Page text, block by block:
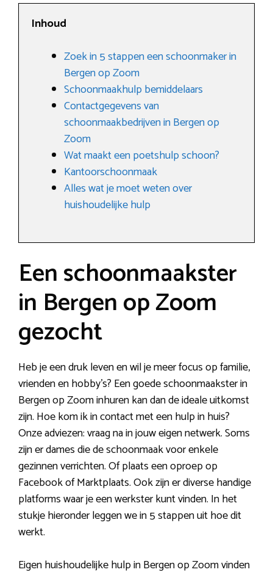
Inhoud
Zoek in 5 stappen een schoonmaker in
Bergen op Zoom
Schoonmaakhulp bemiddelaars
Contactgegevens van
schoonmaakbedrijven in Bergen op
Zoom
Wat maakt een poetshulp schoon?
Kantoorschoonmaak
Alles wat je moet weten over
huishoudelijke hulp
Een schoonmaakster
in Bergen op Zoom
gezocht
Heb je een druk leven en wil je meer focus op familie,
vrienden en hobby’s? Een goede schoonmaakster in
Bergen op Zoom inhuren kan dan de ideale uitkomst
zijn. Hoe kom ik in contact met een hulp in huis?
Onze adviezen: vraag na in jouw eigen netwerk. Soms
zijn er dames die de schoonmaak voor enkele
gezinnen verrichten. Of plaats een oproep op
Facebook of Marktplaats. Ook zijn er diverse handige
platforms waar je een werkster kunt vinden. In het
stukje hieronder leggen we in 5 stappen uit hoe dit
werkt.
Eigen huishoudelijke hulp in Bergen op Zoom vinden